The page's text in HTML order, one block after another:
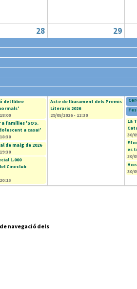
28 29
del llibre
a famílies 'SOS.
a casa!'
de maig de 2026
1.000
Cineclub
Acte de lliurament dels Premis
Literaris 2026
29/05/2026 - 12:30
1a
30/
es
30/
30/
navegació dels